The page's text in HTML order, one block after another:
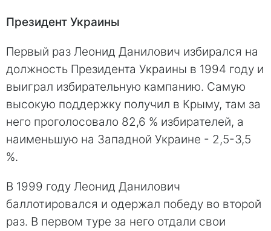
Президент Украины
Первый раз Леонид Данилович избирался на
должность Президента Украины в 1994 году и
выиграл избирательную кампанию. Самую
высокую поддержку получил в Крыму, там за
него проголосовало 82,6 % избирателей, а
наименьшую на Западной Украине - 2,5-3,5
%.
В 1999 году Леонид Данилович
баллотировался и одержал победу во второй
раз. В первом туре за него отдали свои